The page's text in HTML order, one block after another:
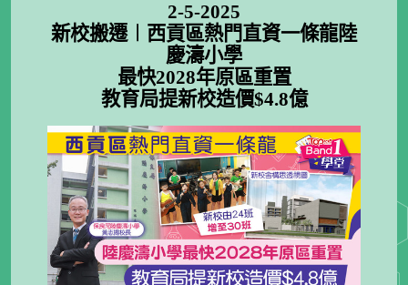
2-5-2025
新校搬遷︱西貢區熱門直資一條龍陸
慶濤小學
最快2028年原區重置
教育局提新校造價$4.8億